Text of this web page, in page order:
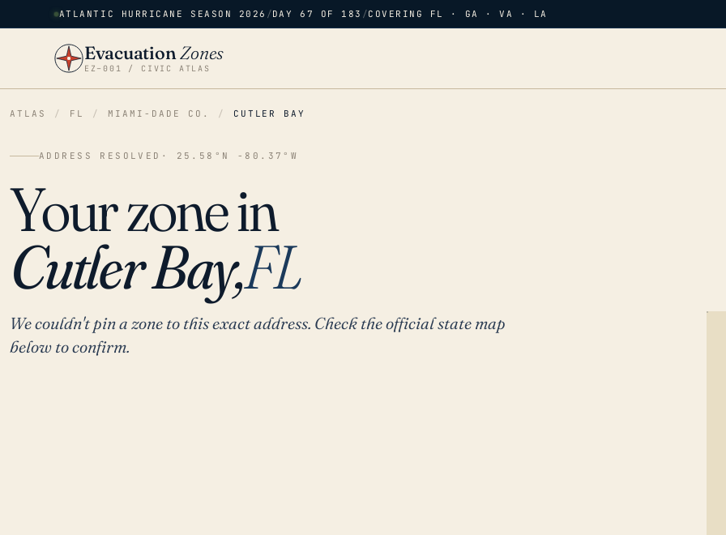
ATLANTIC HURRICANE SEASON 2026 /DAY 67 OF 183 /COVERING FL · GA · VA · LA
EvacuationZones
EZ–001 / CIVIC ATLAS
ATLAS / FL / MIAMI-DADE CO. / CUTLER BAY
ADDRESS RESOLVED · 25.58°N -80.37°W
Your zone in
Cutler Bay,FL
We couldn't pin a zone to this exact address. Check the official state map
below to confirm.